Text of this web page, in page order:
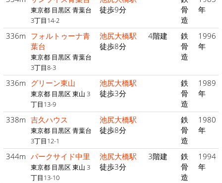
東京都 目黒区 青葉台
3丁目14-2
徒歩9分
骨
造
年
336m フォルトゥーナ青
葉台
東京都 目黒区 青葉台
3丁目8-3
池尻大橋駅
徒歩8分
4階建
鉄
骨
造
1996
年
336m グリーン東山
東京都 目黒区 東山 3
丁目13-9
池尻大橋駅
徒歩3分
鉄
骨
造
1989
年
338m 吉久ハウス
東京都 目黒区 青葉台
3丁目12-1
池尻大橋駅
徒歩8分
鉄
骨
造
1980
年
344m パークサイド中里
東京都 目黒区 東山 3
丁目13-10
池尻大橋駅
徒歩3分
3階建
鉄
骨
造
1994
年